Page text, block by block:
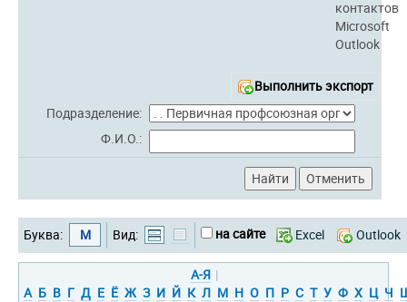
контактов
Microsoft
Outlook
Выполнить экспорт
Подразделение:
Ф.И.О.:
Буква: М Вид: на сайте Excel Outlook
А-Я |
А Б В Г Д Е Ё Ж З И Й К Л М Н О П Р С Т У Ф Х Ц Ч